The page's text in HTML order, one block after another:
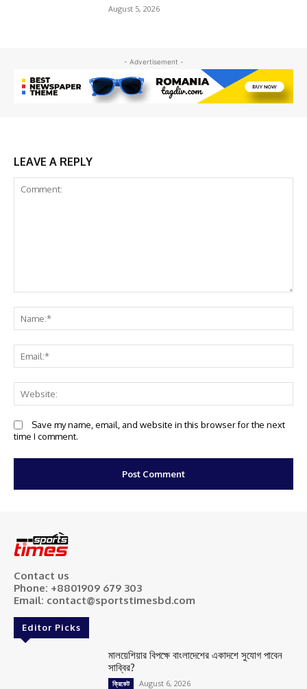
August 5, 2026
- Advertisement -
LEAVE A REPLY
Comment:
Save my name, email, and website in this browser for the next
time I comment.
Contact us
Phone: +8801909 679 303
Email: contact@sportstimesbd.com
Editor Picks
মালয়েশিয়ার বিপক্ষে বাংলাদেশের একাদশে সুযোগ পাবেন
সাব্বির?
ক্রিকেট August 6, 2026